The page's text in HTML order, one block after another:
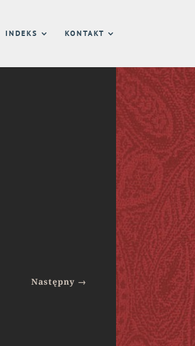
INDEKS KONTAKT
Następny →